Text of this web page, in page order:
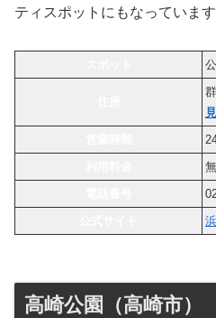
ティスポットにもなっています
高崎公園（高崎市）